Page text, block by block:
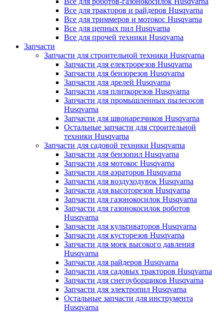
Все для тракторов и райдеров Husqvarna
Все для триммеров и мотокос Husqvarna
Все для цепных пил Husqvarna
Все для прочей техники Husqvarna
Запчасти
Запчасти для строительной техники Husqvarna
Запчасти для електрорезов Husqvarna
Запчасти для бензорезов Husqvarna
Запчасти для дрелей Husqvarna
Запчасти для плиткорезов Husqvarna
Запчасти для промышленных пылесосов
Husqvarna
Запчасти для швонарезчиков Husqvarna
Остальные запчасти для строительной
техники Husqvarna
Запчасти для садовой техники Husqvarna
Запчасти для бензопил Husqvarna
Запчасти для мотокос Husqvarna
Запчасти для аэраторов Husqvarna
Запчасти для воздуходувок Husqvarna
Запчасти для высоторезов Husqvarna
Запчасти для газонокосилок Husqvarna
Запчасти для газонокосилок роботов
Husqvarna
Запчасти для культиваторов Husqvarna
Запчасти для кусторезов Husqvarna
Запчасти для моек высокого давления
Husqvarna
Запчасти для райдеров Husqvarna
Запчасти для садовых тракторов Husqvarna
Запчасти для снегоуборщиков Husqvarna
Запчасти для электропил Husqvarna
Остальные запчасти для инструмента
Husqvarna